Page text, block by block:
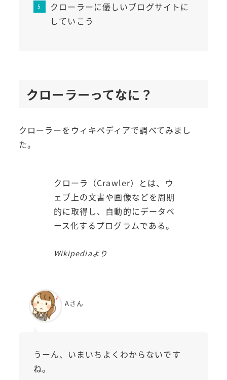
クローラーに優しいブログサイトに
していこう
クローラーってなに？
クローラーをウィキペディアで調べてみまし
た。
クローラ（Crawler）とは、ウ
ェブ上の文書や画像などを周期
的に取得し、自動的にデータベ
ース化するプログラムである。
Wikipediaより
Aさん
うーん、いまいちよくわからないです
ね。